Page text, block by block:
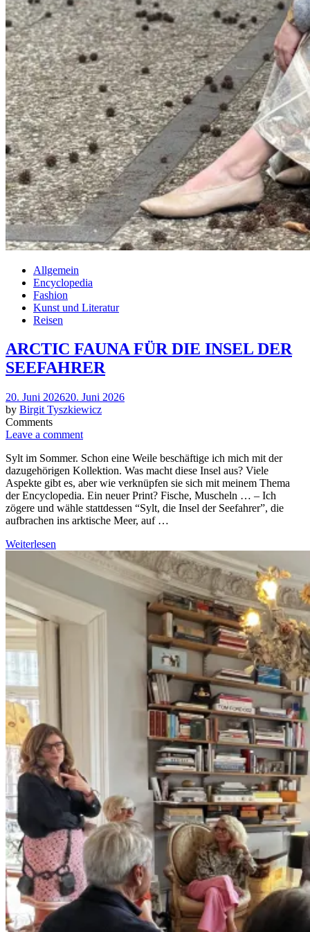
Allgemein
Encyclopedia
Fashion
Kunst und Literatur
Reisen
ARCTIC FAUNA FÜR DIE INSEL DER
SEEFAHRER
Posted
on
20. Juni 202620. Juni 2026
by Birgit Tyszkiewicz
Comments
Leave a comment
Sylt im Sommer. Schon eine Weile beschäftige ich mich mit der
dazugehörigen Kollektion. Was macht diese Insel aus? Viele
Aspekte gibt es, aber wie verknüpfen sie sich mit meinem Thema
der Encyclopedia. Ein neuer Print? Fische, Muscheln … – Ich
zögere und wähle stattdessen “Sylt, die Insel der Seefahrer”, die
aufbrachen ins arktische Meer, auf …
Weiterlesen